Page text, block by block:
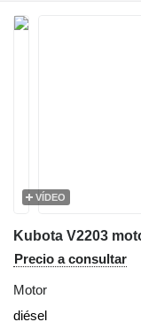
VÍDEO
Kubota V2203
Precio a consultar
Motor
diésel